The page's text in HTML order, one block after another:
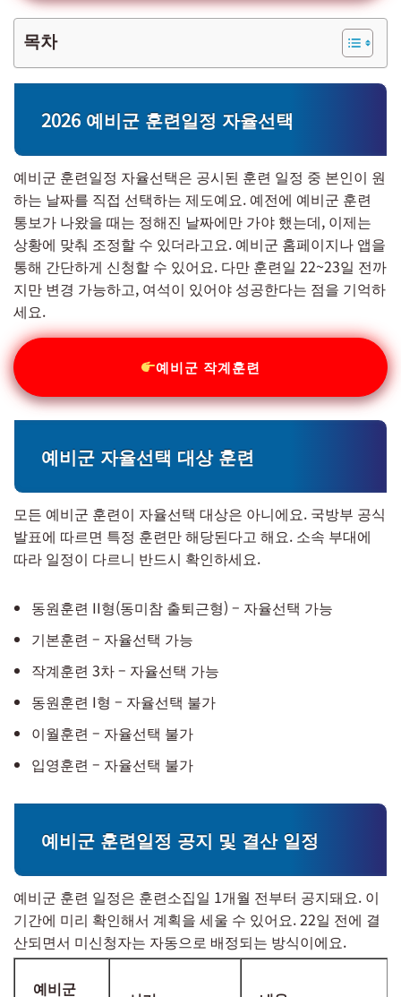
목차
2026 예비군 훈련일정 자율선택
예비군 훈련일정 자율선택은 공시된 훈련 일정 중 본인이 원
하는 날짜를 직접 선택하는 제도예요. 예전에 예비군 훈련
통보가 나왔을 때는 정해진 날짜에만 가야 했는데, 이제는
상황에 맞춰 조정할 수 있더라고요. 예비군 홈페이지나 앱을
통해 간단하게 신청할 수 있어요. 다만 훈련일 22~23일 전까
지만 변경 가능하고, 여석이 있어야 성공한다는 점을 기억하
세요.
예비군 작계훈련
예비군 자율선택 대상 훈련
모든 예비군 훈련이 자율선택 대상은 아니에요. 국방부 공식
발표에 따르면 특정 훈련만 해당된다고 해요. 소속 부대에
따라 일정이 다르니 반드시 확인하세요.
동원훈련 II형(동미참 출퇴근형) – 자율선택 가능
기본훈련 – 자율선택 가능
작계훈련 3차 – 자율선택 가능
동원훈련 I형 – 자율선택 불가
이월훈련 – 자율선택 불가
입영훈련 – 자율선택 불가
예비군 훈련일정 공지 및 결산 일정
예비군 훈련 일정은 훈련소집일 1개월 전부터 공지돼요. 이
기간에 미리 확인해서 계획을 세울 수 있어요. 22일 전에 결
산되면서 미신청자는 자동으로 배정되는 방식이에요.
예비군